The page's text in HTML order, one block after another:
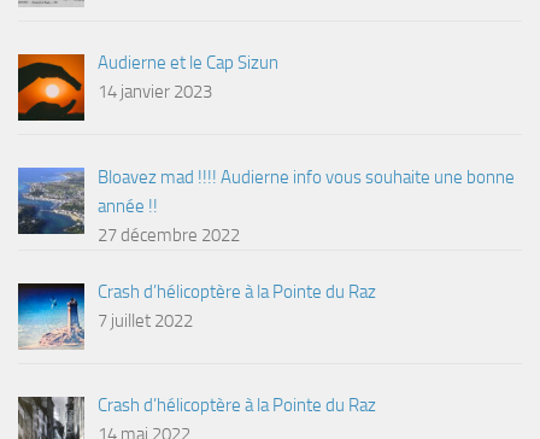
Audierne et le Cap Sizun
14 janvier 2023
Bloavez mad !!!! Audierne info vous souhaite une bonne
année !!
27 décembre 2022
Crash d’hélicoptère à la Pointe du Raz
7 juillet 2022
Crash d’hélicoptère à la Pointe du Raz